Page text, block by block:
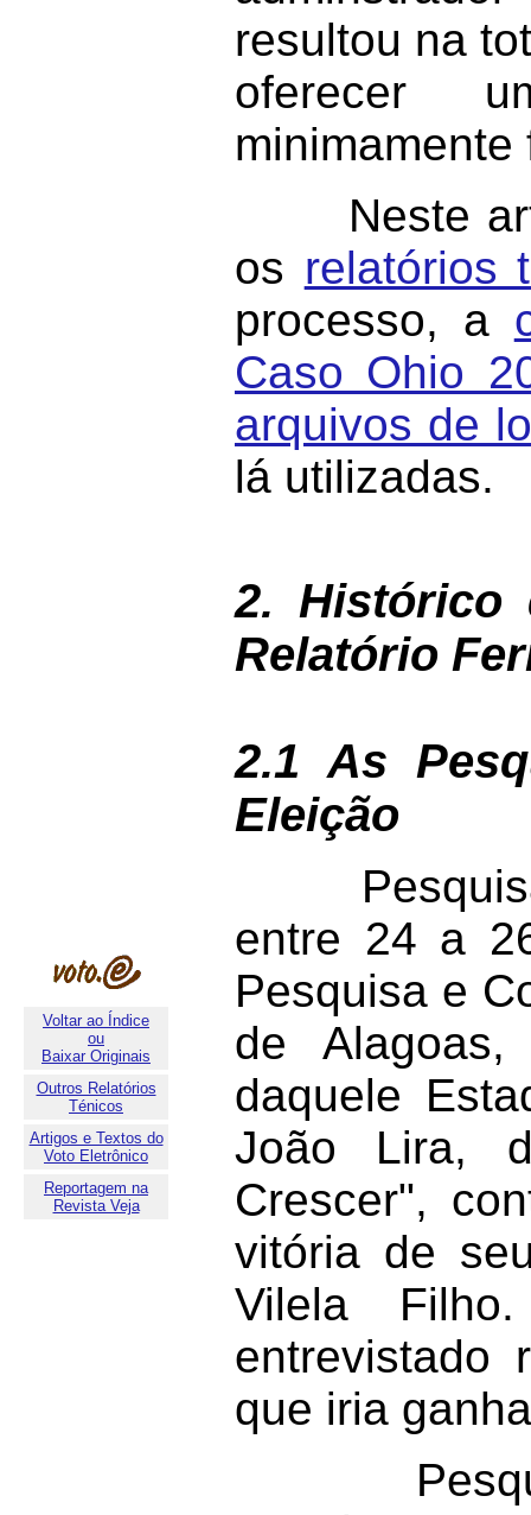
resultou na
oferecer
minimamente
Neste
os relatórios
processo, a
Caso Ohio
arquivos de
lá utilizadas.
2. Histórico
Relatório
2.1 As
Eleição
Pesquisa
entre 24 a
Pesquisa e
de
daquele
João Lira,
Crescer",
vitória de
Vilela
entrevistado
que iria
Voltar ao Índice
ou
Baixar Originais
Outros Relatórios
Ténicos
Artigos e Textos do
Voto Eletrônico
Reportagem na
Revista Veja